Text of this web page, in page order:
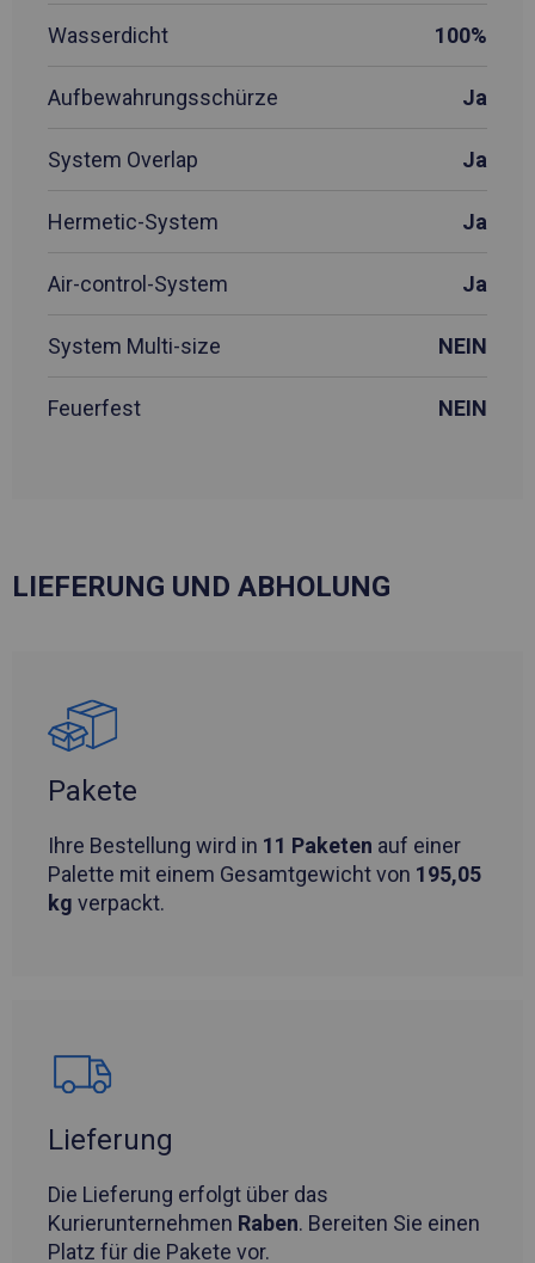
Wasserdicht 100%
Aufbewahrungsschürze Ja
System Overlap Ja
Hermetic-System Ja
Air-control-System Ja
System Multi-size NEIN
Feuerfest NEIN
LIEFERUNG UND ABHOLUNG
Pakete
Ihre Bestellung wird in 11 Paketen auf einer
Palette mit einem Gesamtgewicht von 195,05
kg verpackt.
Lieferung
Die Lieferung erfolgt über das
Kurierunternehmen Raben. Bereiten Sie einen
Platz für die Pakete vor.